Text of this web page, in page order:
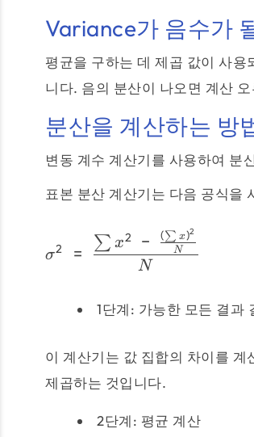
Variance가 음수가
평균을 구하는 데 제곱 값이 사
니다. 음의 분산이 나오면 계산
분산을 계산하는 방
변동 계수 계산기를 사용하여 분
표본 분산 계산기는 다음 공식을
σ2 =
N
∑ x2 − N
(∑ x)2
1단계: 가능한 모든 결과
이 계산기는 값 집합의 차이를
제곱하는 것입니다.
2단계: 평균 계산